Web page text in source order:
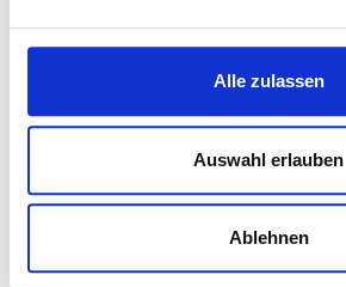
Alle zulassen
Auswahl erlauben
Ablehnen
braucht es HR-Abteilungen, die
begleiten und sicherstellen, dass
Kompetenzen in der Breite der
Erst mit diesen Future Skills
der Lage sein, nicht nur ihre
erfüllen, sondern auch in Zukunft